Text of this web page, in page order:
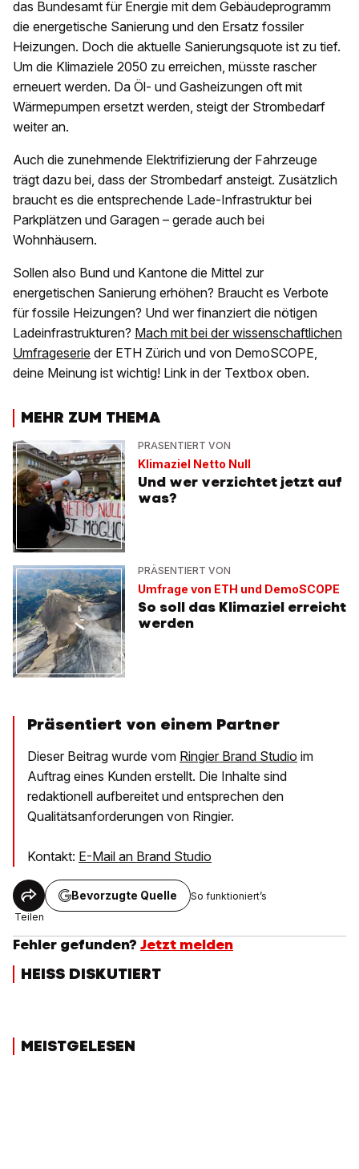
das Bundesamt für Energie mit dem Gebäudeprogramm
die energetische Sanierung und den Ersatz fossiler
Heizungen. Doch die aktuelle Sanierungsquote ist zu tief.
Um die Klimaziele 2050 zu erreichen, müsste rascher
erneuert werden. Da Öl- und Gasheizungen oft mit
Wärmepumpen ersetzt werden, steigt der Strombedarf
weiter an.
Auch die zunehmende Elektrifizierung der Fahrzeuge
trägt dazu bei, dass der Strombedarf ansteigt. Zusätzlich
braucht es die entsprechende Lade-Infrastruktur bei
Parkplätzen und Garagen – gerade auch bei
Wohnhäusern.
Sollen also Bund und Kantone die Mittel zur
energetischen Sanierung erhöhen? Braucht es Verbote
für fossile Heizungen? Und wer finanziert die nötigen
Ladeinfrastrukturen? Mach mit bei der wissenschaftlichen
Umfrageserie der ETH Zürich und von DemoSCOPE,
deine Meinung ist wichtig! Link in der Textbox oben.
MEHR ZUM THEMA
PRÄSENTIERT VON
Klimaziel Netto Null
Und wer verzichtet jetzt auf
was?
PRÄSENTIERT VON
Umfrage von ETH und DemoSCOPE
So soll das Klimaziel erreicht
werden
Präsentiert von einem Partner
Dieser Beitrag wurde vom Ringier Brand Studio im
Auftrag eines Kunden erstellt. Die Inhalte sind
redaktionell aufbereitet und entsprechen den
Qualitätsanforderungen von Ringier.
Kontakt: E-Mail an Brand Studio
Teilen
Bevorzugte Quelle So funktioniert’s
Fehler gefunden? Jetzt melden
HEISS DISKUTIERT
MEISTGELESEN